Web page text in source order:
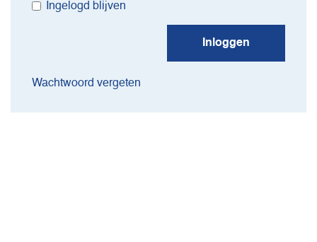
Ingelogd blijven
Inloggen
Wachtwoord vergeten